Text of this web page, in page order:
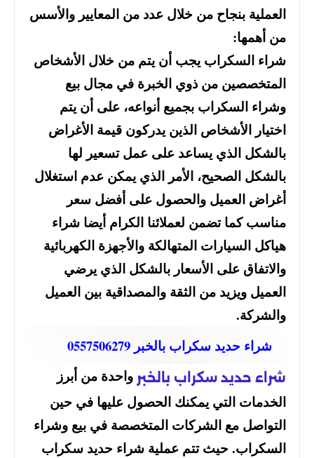
العملية بنجاح من خلال عدد من المعايير والأسس
من أهمها:
شراء السكراب يجب أن يتم من خلال الأشخاص
المتخصصين من ذوي الخبرة في مجال بيع
وشراء السكراب بجميع أنواعه، على أن يتم
اختيار الأشخاص الذين يدركون قيمة الأغراض
بالشكل الذي يساعد على عمل تسعير لها
بالشكل الصحيح، الأمر الذي يمكن عدم استغلال
أغراض العميل والحصول على أفضل سعر
مناسب كما تضمن لعملائنا الكرام أيضا شراء
هياكل السيارات المتهالكة والأجهزة الكهربائية
والاتفاق على الأسعار بالشكل الذي يرضي
العميل ويزيد من الثقة والمصداقية بين العميل
والشركة.
شراء حديد سكراب بالخبر 0557506279
شراء حديد سكراب بالخبر واحدة من أبرز
الخدمات التي يمكنك الحصول عليها في حين
التواصل مع الشركات المتخصصة في بيع وشراء
السكراب. حيث تتم عملية شراء حديد سكراب